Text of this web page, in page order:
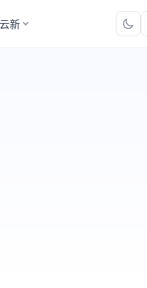
新